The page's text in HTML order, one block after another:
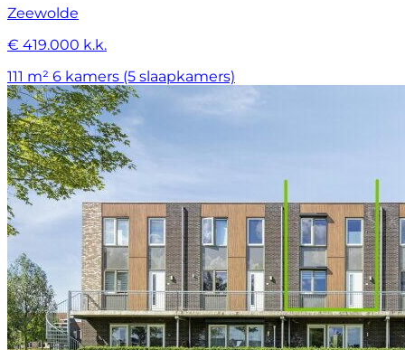
Zeewolde
€ 419.000 k.k.
111 m² 6 kamers (5 slaapkamers)